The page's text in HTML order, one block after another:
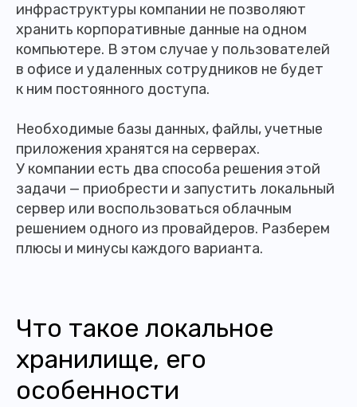
инфраструктуры компании не позволяют
хранить корпоративные данные на одном
компьютере. В этом случае у пользователей
в офисе и удаленных сотрудников не будет
к ним постоянного доступа.
Необходимые базы данных, файлы, учетные
приложения хранятся на серверах.
У компании есть два способа решения этой
задачи — приобрести и запустить локальный
сервер или воспользоваться облачным
решением одного из провайдеров. Разберем
плюсы и минусы каждого варианта.
Что такое локальное
хранилище, его
особенности